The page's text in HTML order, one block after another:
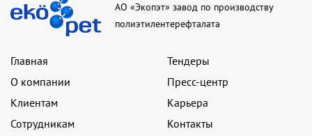
АО «Экопэт» завод по производству
полиэтилентерефталата
Главная
О компании
Клиентам
Сотрудникам
Тендеры
Пресс-центр
Карьера
Контакты